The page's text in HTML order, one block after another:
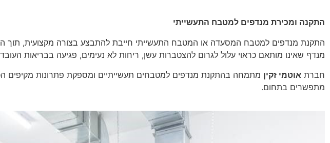
התקנה ומכירת מנדפים למטבח התעשייתי
התקנת מנדפים למטבח המסעדה או המטבח התעשייתי חייבת להתבצע בצורה מקצועית, תוך
מנדף שאינו מותאם כראוי עלול לגרום להצטברות עשן, ריחות לא נעימים, פגיעה בבריאות
חברת אוטמי זקין מתמחה בהתקנת מנדפים למטבחים תעשייתיים ומספקת פתרונות מקיפים
מתפשרים בתחום.